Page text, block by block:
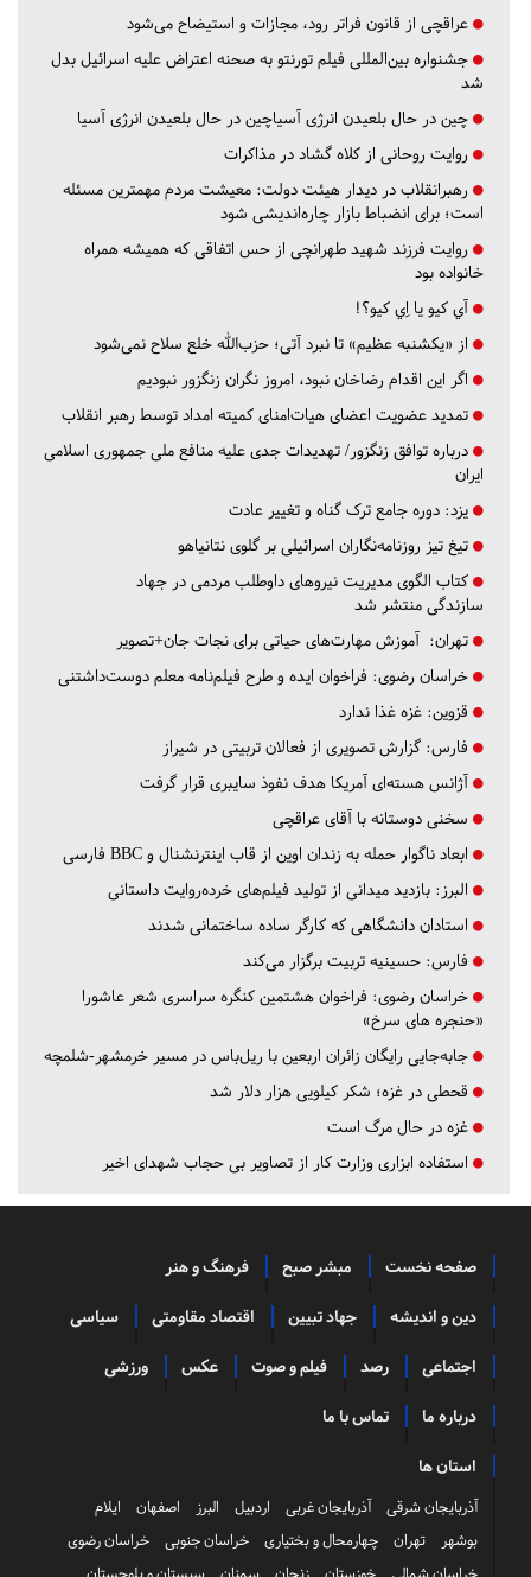
عراقچی از قانون فراتر رود، مجازات و استیضاح می‌شود
جشنواره بین‌المللی فیلم تورنتو به صحنه اعتراض علیه اسرائیل بدل
شد
چین در حال بلعیدن انرژی آسیاچین در حال بلعیدن انرژی آسیا
روایت روحانی از کلاه گشاد در مذاکرات
رهبرانقلاب در دیدار هیئت دولت: معیشت مردم مهمترین مسئله
است؛ برای انضباط بازار چاره‌اندیشی شود
روایت فرزند شهید طهرانچی از حس اتفاقی که همیشه همراه
خانواده بود
آي كيو يا اِي كيو؟!
از «یکشنبه عظیم» تا نبرد آتی؛ حزب‌الله خلع سلاح نمی‌شود
اگر این اقدام رضاخان نبود، امروز نگران زنگزور نبودیم
تمدید عضویت اعضای هیات‌امنای کمیته امداد توسط رهبر انقلاب
درباره توافق زنگزور/ تهدیدات جدی علیه منافع ملی جمهوری اسلامی
ایران
یزد: دوره جامع ترک گناه و تغییر عادت
تیغ تیز روزنامه‌نگاران اسرائیلی بر گلوی نتانیاهو
کتاب الگوی مدیریت نیروهای داوطلب مردمی در جهاد
سازندگی منتشر شد
تهران: آموزش مهارت‌های حیاتی برای نجات جان+تصویر
خراسان رضوی: فراخوان ایده و طرح فیلم‌نامه معلم دوست‌داشتنی
قزوین: غزه غذا ندارد
فارس: گزارش تصویری از فعالان تربیتی در شیراز
آژانس هسته‌ای آمریکا هدف نفوذ سایبری قرار گرفت
سخنی دوستانه با آقای عراقچی
ابعاد ناگوار حمله به زندان اوین از قاب اینترنشنال و BBC فارسی
البرز: بازدید میدانی از تولید فیلم‌های خرده‌روایت داستانی
استادان دانشگاهی که کارگر ساده ساختمانی شدند
فارس: حسینیه تربیت برگزار می‌کند
خراسان رضوی: فراخوان هشتمین کنگره سراسری شعر عاشورا
«حنجره های سرخ»
جابه‌جایی رایگان زائران اربعین با ریل‌باس در مسیر خرمشهر-شلمچه
قحطی در غزه؛ شکر کیلویی هزار دلار شد
غزه در حال مرگ است
استفاده ابزاری وزارت کار از تصاویر بی حجاب شهدای اخیر
صفحه نخست مبشر صبح فرهنگ و هنر
دین و اندیشه جهاد تبیین اقتصاد مقاومتی سیاسی
اجتماعی رصد فیلم و صوت عکس ورزشی
درباره ما تماس با ما
استان ها
آذربایجان شرقی آذربایجان غربی اردبیل البرز اصفهان
ایلام
بوشهر
تهران چهارمحال و بختیاری خراسان جنوبی
خراسان رضوی